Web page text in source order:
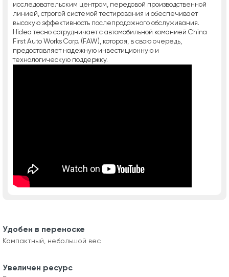
исследовательским центром, передовой производственной
линией, строгой системой тестирования и обеспечивает
высокую эффективность послепродажного обслуживания.
Hidea тесно сотрудничает с автомобильной команией China
First Auto Works Corp. (FAW), которая, в свою очередь,
предоставляет надежную инвестиционную и
технологическую поддержку.
Удобен в переноске
Компактный, небольшой вес
Увеличен ресурс